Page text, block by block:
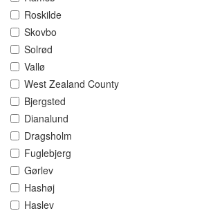
Roskilde
Skovbo
Solrød
Vallø
West Zealand County
Bjergsted
Dianalund
Dragsholm
Fuglebjerg
Gørlev
Hashøj
Haslev